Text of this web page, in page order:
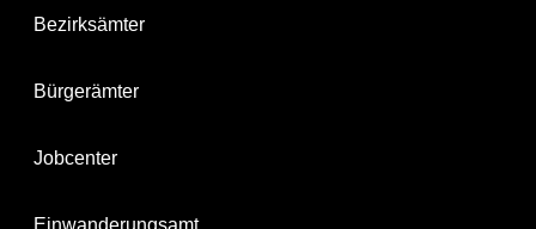
Bezirksämter
Bürgerämter
Jobcenter